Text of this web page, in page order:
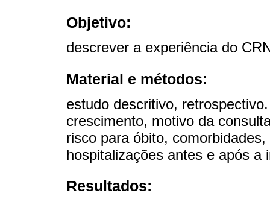
Objetivo:
descrever a experiência do
Material e métodos:
estudo descritivo,
crescimento, motivo da
risco para óbito,
hospitalizações antes e após a
Resultados: